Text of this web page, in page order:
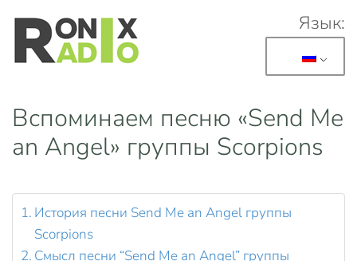
Перейти к основному содержанию
Язык:
Вспоминаем песню «Send Me
an Angel» группы Scorpions
История песни Send Me an Angel группы
Scorpions
Смысл песни “Send Me an Angel” группы